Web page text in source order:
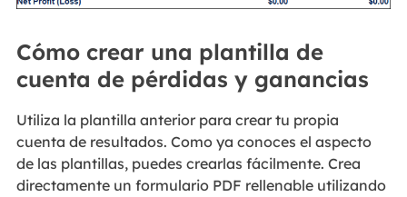
Cómo crear una plantilla de
cuenta de pérdidas y ganancias
Utiliza la plantilla anterior para crear tu propia
cuenta de resultados. Como ya conoces el aspecto
de las plantillas, puedes crearlas fácilmente. Crea
directamente un formulario PDF rellenable utilizando